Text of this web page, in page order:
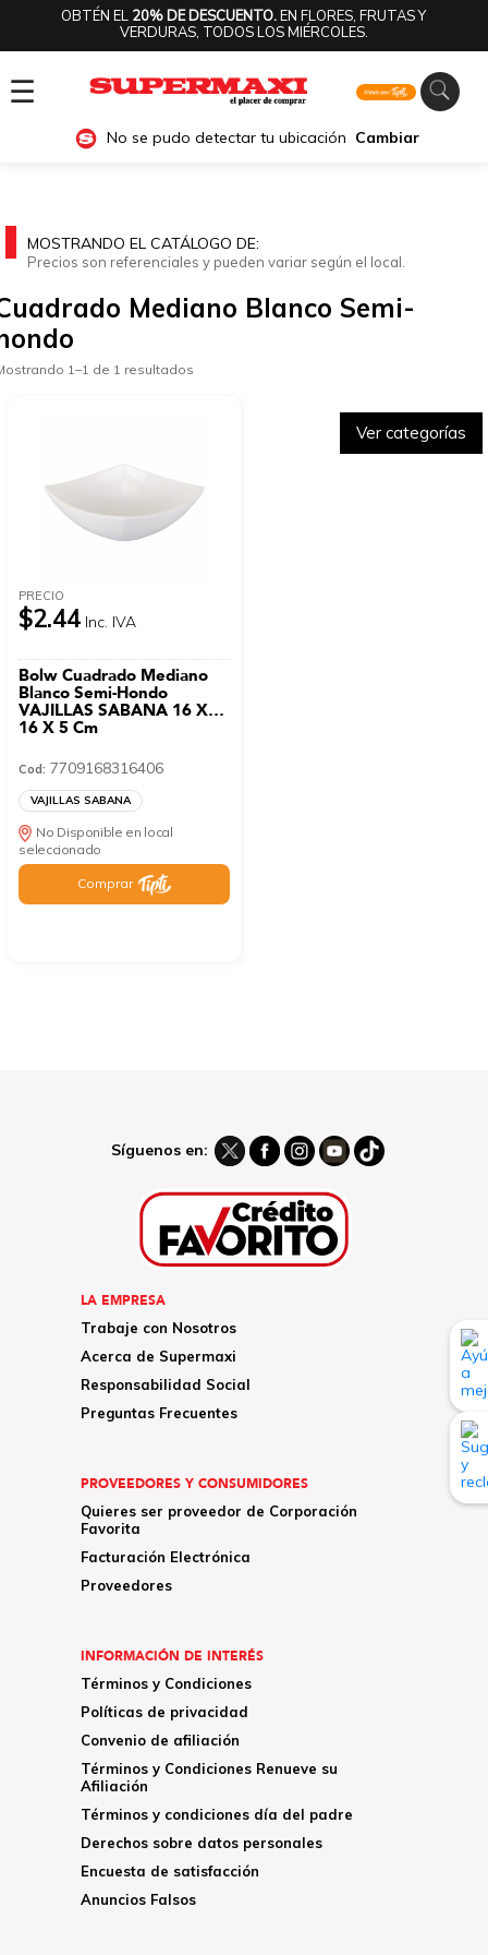
OBTÉN EL 20% DE DESCUENTO.EN FLORES, FRUTAS Y
VERDURAS, TODOS LOS MIÉRCOLES.
☰
No se pudo detectar tu ubicación Cambiar
Ver categorías
MOSTRANDO EL CATÁLOGO DE:
Precios son referenciales y pueden variar según el local.
Mediano Blanco Semi-
1–1 de 1 resultados
PRECIO
$2.44 Inc. IVA
Bolw Cuadrado Mediano
Blanco Semi-Hondo
VAJILLAS SABANA 16 X
16 X 5 Cm
Cod: 7709168316406
VAJILLAS SABANA
No Disponible en local
seleccionado
Comprar
Síguenos en:
LA EMPRESA
Trabaje con Nosotros
Acerca de Supermaxi
Responsabilidad Social
Preguntas Frecuentes
PROVEEDORES Y CONSUMIDORES
Quieres ser proveedor de Corporación
Favorita
Facturación Electrónica
Proveedores
INFORMACIÓN DE INTERÉS
Términos y Condiciones
Políticas de privacidad
Convenio de afiliación
Términos y Condiciones Renueve su
Afiliación
Términos y condiciones día del padre
Derechos sobre datos personales
Encuesta de satisfacción
Anuncios Falsos